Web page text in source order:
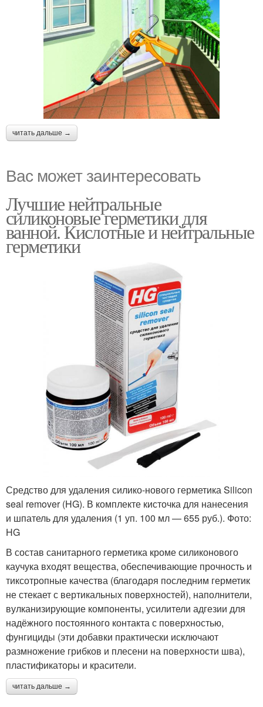
читать дальше →
Вас может заинтересовать
Лучшие нейтральные
силиконовые герметики для
ванной. Кислотные и нейтральные
герметики
Средство для удаления силико-нового герметика Silicon
seal remover (HG). В ком­п­лекте кисточка для нанесения
и шпатель для удаления (1 уп. 100 мл — 655 руб.). Фото:
HG
В состав санитарного герметика кроме силиконового
каучука входят вещества, обеспечивающие прочность и
тиксотропные качества (благодаря последним герметик
не стекает с вертикальных поверхностей), наполнители,
вулканизирующие компоненты, усилители адгезии для
надёжного постоянного контакта с поверхностью,
фунгициды (эти добавки практически исключают
размножение грибков и плесени на поверхности шва),
пластификаторы и красители.
читать дальше →